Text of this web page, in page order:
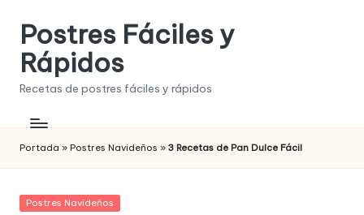
Saltar
contenido
Postres Fáciles y
Rápidos
Recetas de postres fáciles y rápidos
Portada » Postres Navideños » 3 Recetas de Pan Dulce Fácil
Publicada
Postres Navideños